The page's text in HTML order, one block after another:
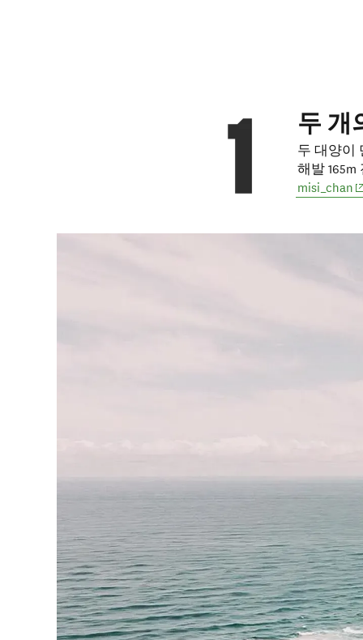
두 개
두 대양이
해발
misi_chan